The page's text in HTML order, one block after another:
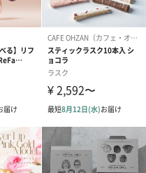
ドフラワー
ルー）
）
ク）（1,500円